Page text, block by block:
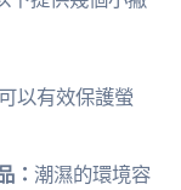
以有效保護螢
：潮濕的環境容